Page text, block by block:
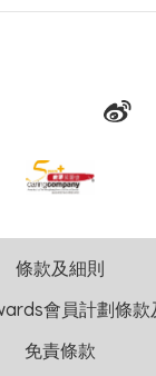
條款及細則
會員計劃條款
免責條款